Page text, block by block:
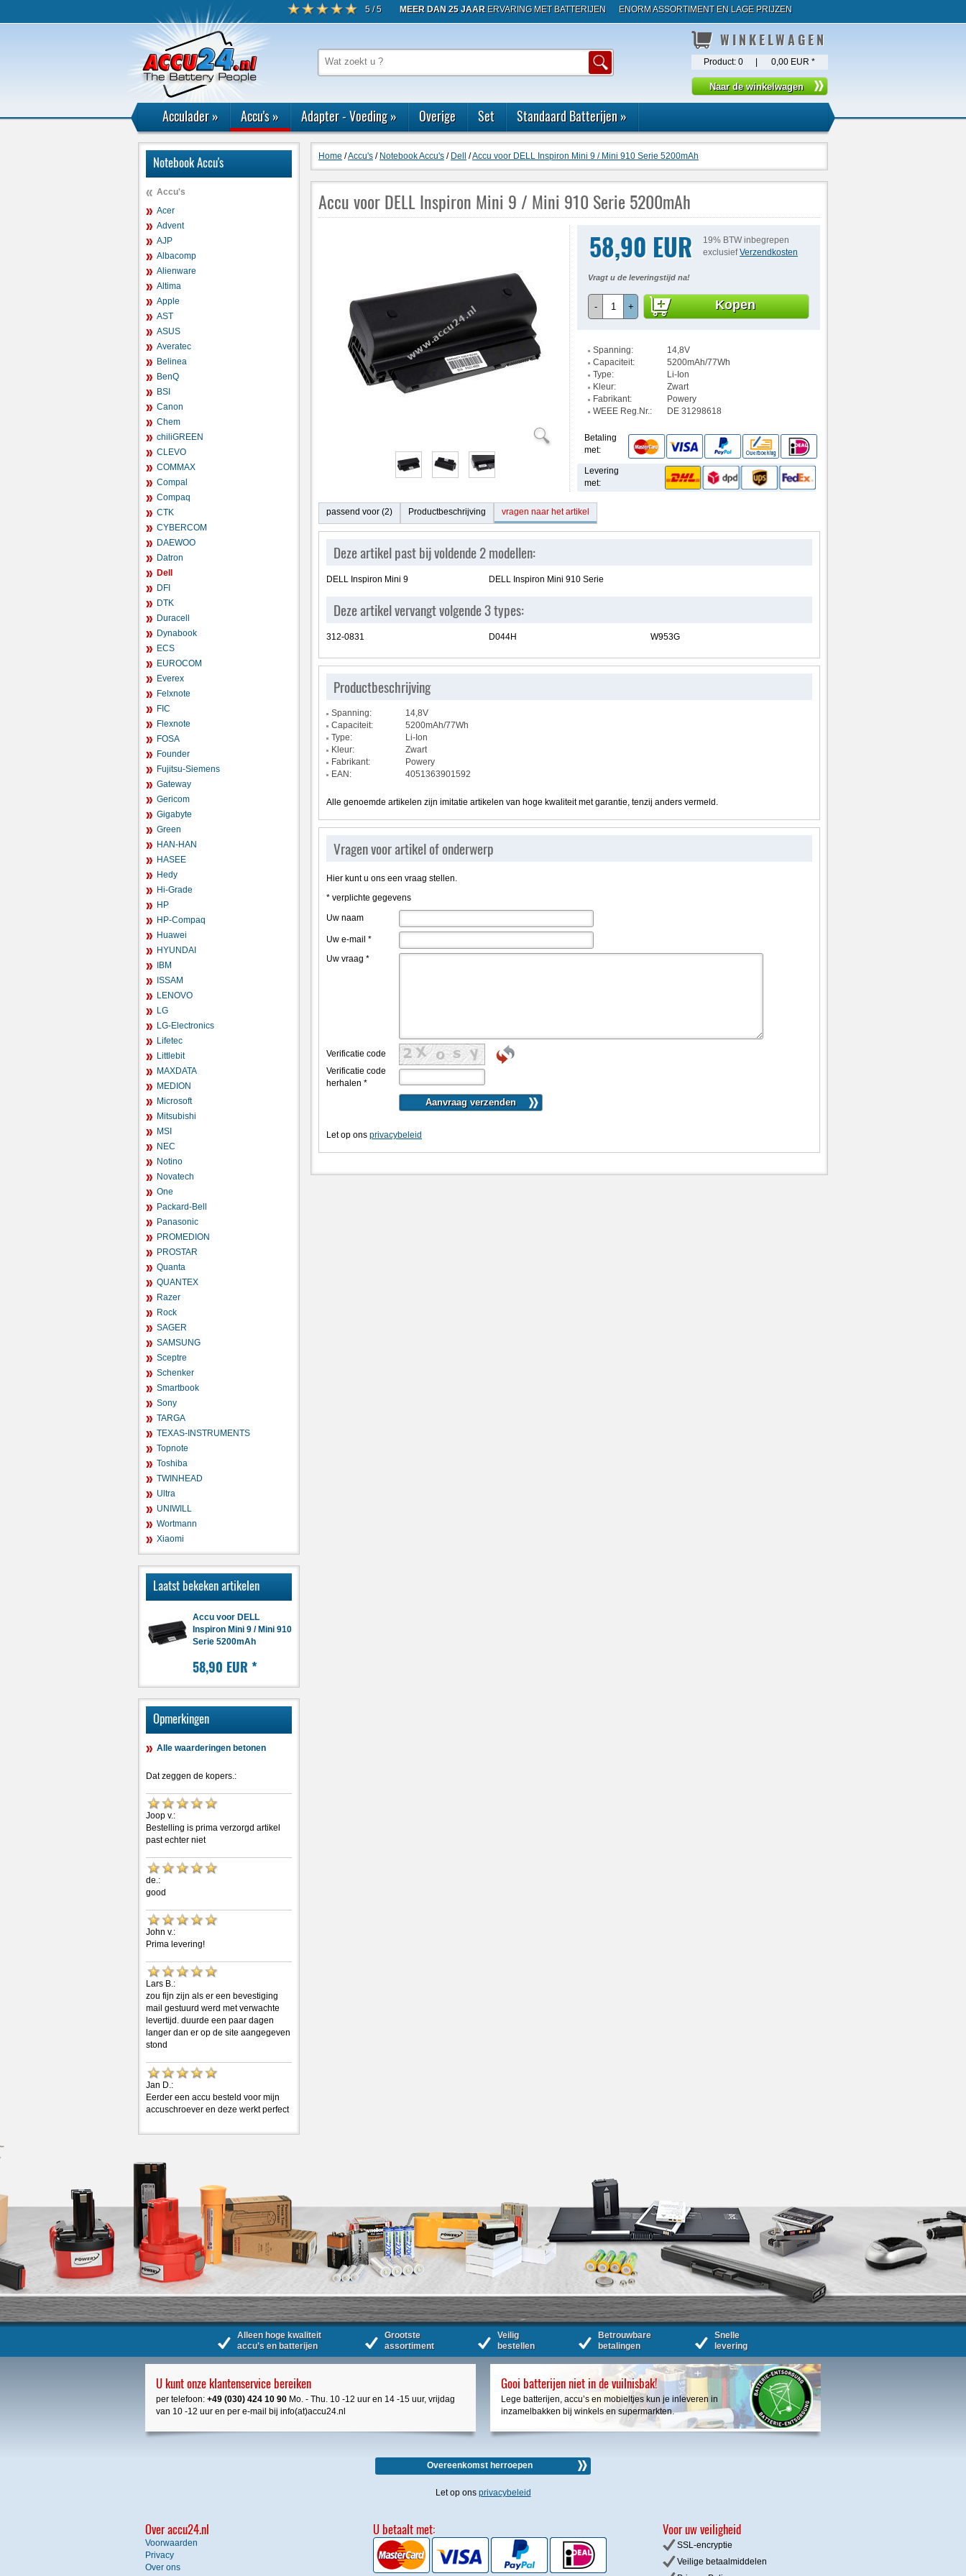
5 / 5 MEER DAN 25 JAAR ERVARING MET BATTERIJEN ENORM ASSORTIMENT EN LAGE PRIJZEN
WINKELWAGEN
Product: 0 0,00 EUR *
Acculader» Accu's» Adapter - Voeding» Overige Set Standaard Batterijen»
Notebook Accu's
Accu's
Acer
Advent
AJP
Albacomp
Alienware
Altima
Apple
AST
ASUS
Averatec
Belinea
BenQ
BSI
Canon
Chem
chiliGREEN
CLEVO
COMMAX
Compal
Compaq
CTK
CYBERCOM
DAEWOO
Datron
Dell
DFI
DTK
Duracell
Dynabook
ECS
EUROCOM
Everex
Felxnote
FIC
Flexnote
FOSA
Founder
Fujitsu-Siemens
Gateway
Gericom
Gigabyte
Green
HAN-HAN
HASEE
Hedy
Hi-Grade
HP
HP-Compaq
Huawei
HYUNDAI
IBM
ISSAM
LENOVO
LG
LG-Electronics
Lifetec
Littlebit
MAXDATA
MEDION
Microsoft
Mitsubishi
MSI
NEC
Notino
Novatech
One
Packard-Bell
Panasonic
PROMEDION
PROSTAR
Quanta
QUANTEX
Razer
Rock
SAGER
SAMSUNG
Sceptre
Schenker
Smartbook
Sony
TARGA
TEXAS-INSTRUMENTS
Topnote
Toshiba
TWINHEAD
Ultra
UNIWILL
Wortmann
Xiaomi
Laatst bekeken artikelen
Accu voor DELL
Inspiron Mini 9 / Mini 910
Serie 5200mAh
58,90 EUR *
Opmerkingen
Alle waarderingen betonen
Dat zeggen de kopers.:
Joop v.:
Bestelling is prima verzorgd artikel
past echter niet
de.:
good
John v.:
Prima levering!
Lars B.:
zou fijn zijn als er een bevestiging
mail gestuurd werd met verwachte
levertijd. duurde een paar dagen
langer dan er op de site aangegeven
stond
Jan D.:
Eerder een accu besteld voor mijn
accuschroever en deze werkt perfect
Home /Accu's / Notebook Accu's / Dell /Accu voor DELL Inspiron Mini 9 / Mini 910 Serie 5200mAh
Accu voor DELL Inspiron Mini 9 / Mini 910 Serie 5200mAh
58,90 EUR
19% BTW inbegrepen
exclusiefVerzendkosten
Vragt u de leveringstijd na!
- + Kopen
Spanning:
14,8V
Capaciteit:
5200mAh/77Wh
Type:
Li-Ion
Kleur:
Zwart
Fabrikant:
Powery
WEEE Reg.Nr.:
DE 31298618
Betaling
met:
Levering
met:
passend voor (2) Productbeschrijving vragen naar het artikel
Deze artikel past bij voldende 2 modellen:
DELL Inspiron Mini 9 DELL Inspiron Mini 910 Serie
Deze artikel vervangt volgende 3 types:
312-0831 D044H W953G
Productbeschrijving
Spanning:
14,8V
Capaciteit:
5200mAh/77Wh
Type:
Li-Ion
Kleur:
Zwart
Fabrikant:
Powery
EAN:
4051363901592
Alle genoemde artikelen zijn imitatie artikelen van hoge kwaliteit met garantie, tenzij anders vermeld.
Vragen voor artikel of onderwerp
Hier kunt u ons een vraag stellen.
* verplichte gegevens
Uw naam
Uw e-mail *
Uw vraag *
Verificatie code
Verificatie code
herhalen *
Let op ons privacybeleid
Alleen hoge kwaliteit
accu’s en batterijen
Grootste
assortiment
Veilig
bestellen
Betrouwbare
betalingen
Snelle
levering
U kunt onze klantenservice bereiken
per telefoon: +49 (030) 424 10 90 Mo. - Thu. 10 -12 uur en 14 -15 uur, vrijdag
van 10 -12 uur en per e-mail bij info(at)accu24.nl
Gooi batterijen niet in de vuilnisbak!
Lege batterijen, accu’s en mobieltjes kun je inleveren in
inzamelbakken bij winkels en supermarkten.
Overeenkomst herroepen
Let op ons privacybeleid
Over accu24.nl
Voorwaarden
Privacy
Over ons
U betaalt met: Voor uw veiligheid
SSL-encryptie
Veilige betaalmiddelen